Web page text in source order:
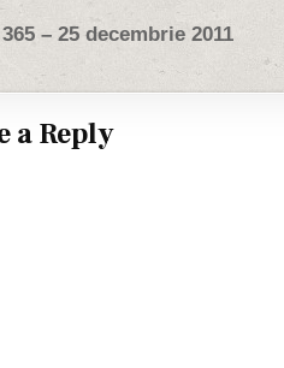
– 25 decembrie 2011
a Reply